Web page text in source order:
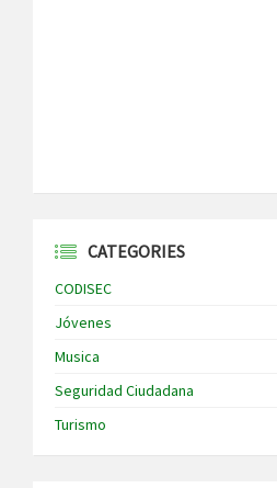
CATEGORIES
CODISEC
Jóvenes
Musica
Seguridad Ciudadana
Turismo